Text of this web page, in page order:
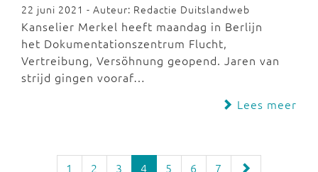
22 juni 2021 - Auteur: Redactie Duitslandweb
Kanselier Merkel heeft maandag in Berlijn
het Dokumentationszentrum Flucht,
Vertreibung, Versöhnung geopend. Jaren van
strijd gingen vooraf…
Lees meer
1 2 3 4 5 6 7